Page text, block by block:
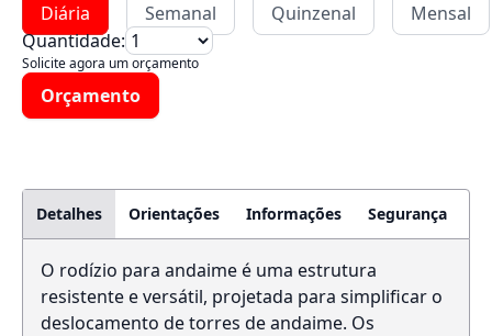
Diária Semanal Quinzenal
Mensal
Quantidade:
Solicite agora um orçamento
Orçamento
Detalhes Orientações Informações Segurança
O rodízio para andaime é uma estrutura
resistente e versátil, projetada para simplificar o
deslocamento de torres de andaime. Os